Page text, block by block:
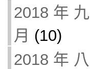
2018 年 九
月 (10)
2018 年 八